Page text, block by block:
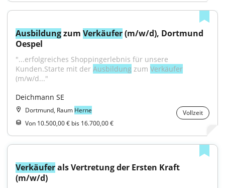
Ausbildung zum Verkäufer (m/w/d), Dortmund
Oespel
"...erfolgreiches Shoppingerlebnis für unsere
Kunden.Starte mit der Ausbildung zum Verkäufer
(m/w/d..."
Deichmann SE
Dortmund, Raum Herne
Vollzeit
Von 10.500,00 € bis 16.700,00 €
Verkäufer als Vertretung der Ersten Kraft
(m/w/d)